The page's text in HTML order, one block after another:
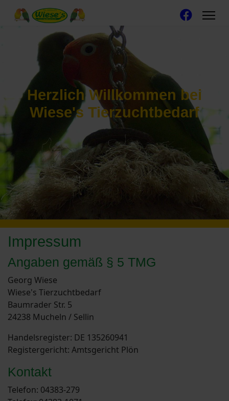
Herzlich Willkommen bei
Wiese's Tierzuchtbedarf
Impressum
Angaben gemäß § 5 TMG
Georg Wiese
Wiese's Tierzuchtbedarf
Baumrader Str. 5
24238 Mucheln / Sellin
Handelsregister: DE 135260941
Registergericht: Amtsgericht Plön
Kontakt
Telefon: 04383-279